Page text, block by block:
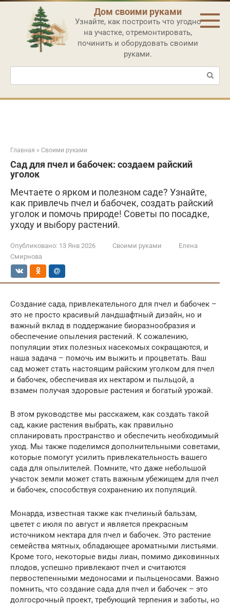
Перейти
контенту
Дом своими руками
Узнайте, как построить что угодно
на участке, отремонтировать,
починить и оборудовать своими
руками.
Поиск:
Главная » Своими руками
Сад для пчел и бабочек: создаем райский
уголок
Мечтаете о ярком и полезном саде? Узнайте,
как привлечь пчел и бабочек, создать райский
уголок и помочь природе! Советы по посадке,
уходу и выбору растений.
Опубликовано: 13 Янв 2026 Своими руками
Елена
Смирнова
Создание сада, привлекательного для пчел и бабочек –
это не просто красивый ландшафтный дизайн, но и
важный вклад в поддержание биоразнообразия и
обеспечение опыления растений. К сожалению,
популяции этих полезных насекомых сокращаются, и
наша задача – помочь им выжить и процветать. Ваш
сад может стать настоящим райским уголком для пчел
и бабочек, обеспечивая их нектаром и пыльцой, а
взамен получая здоровые растения и богатый урожай.
В этом руководстве мы расскажем, как создать такой
сад, какие растения выбрать, как правильно
спланировать пространство и обеспечить необходимый
уход. Мы также поделимся дополнительными советами,
которые помогут усилить привлекательность вашего
сада для опылителей. Помните, что даже небольшой
участок земли может стать важным убежищем для пчел
и бабочек, способствуя сохранению их популяций.
Монарда, известная также как пчелиный бальзам,
цветет с июля по август и является прекрасным
источником нектара для пчел и бабочек. Это растение
семейства мятных, обладающее ароматными листьями.
Кроме того, некоторые виды лиан, помимо диковинных
плодов, успешно привлекают пчел и считаются
первостепенными медоносами и пыльценосами. Важно
помнить, что создание сада для пчел и бабочек – это
долгосрочный проект, требующий терпения и заботы, но